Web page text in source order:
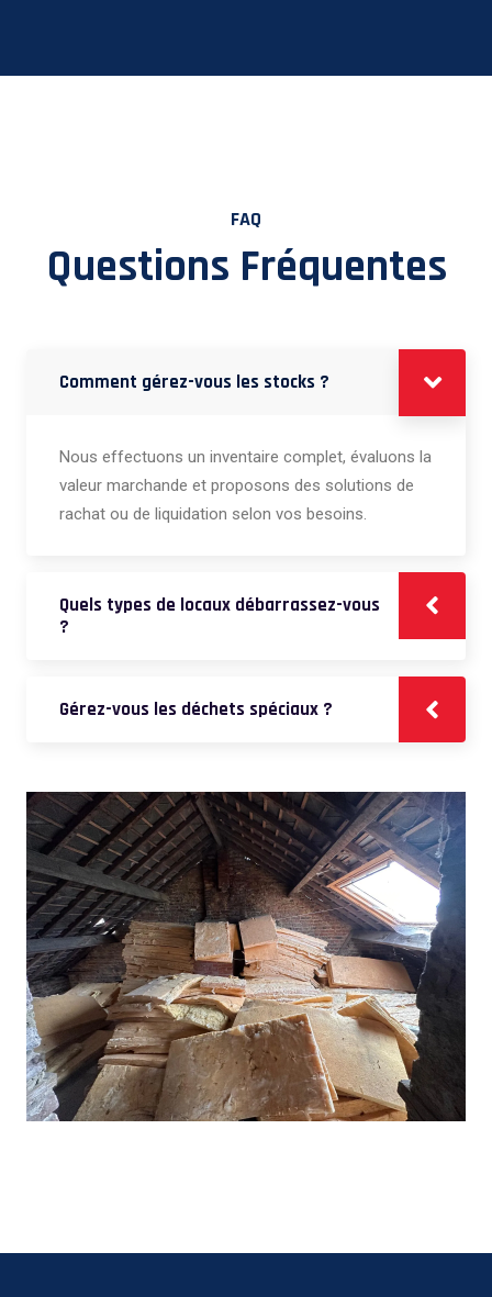
FAQ
Questions Fréquentes
Comment gérez-vous les stocks ?
Nous effectuons un inventaire complet, évaluons la
valeur marchande et proposons des solutions de
rachat ou de liquidation selon vos besoins.
Quels types de locaux débarrassez-vous
?
Gérez-vous les déchets spéciaux ?